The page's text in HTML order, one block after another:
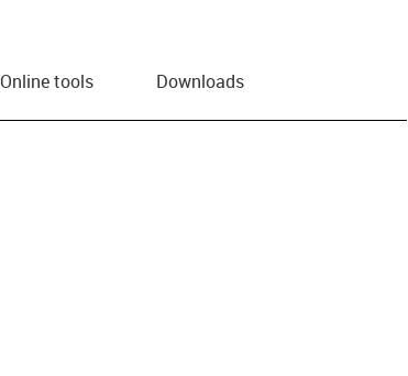
Online tools Downloads